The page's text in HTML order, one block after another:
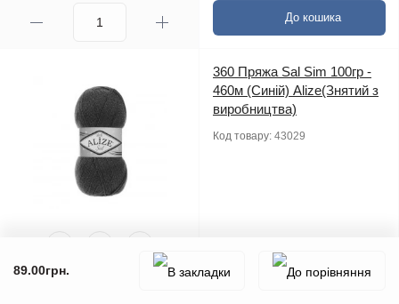
89.00грн.
До кошика
360 Пряжа Sal Sim 100гр -
460м (Синій) Alize(Знятий з
виробництва)
Код товару: 43029
89.00грн.